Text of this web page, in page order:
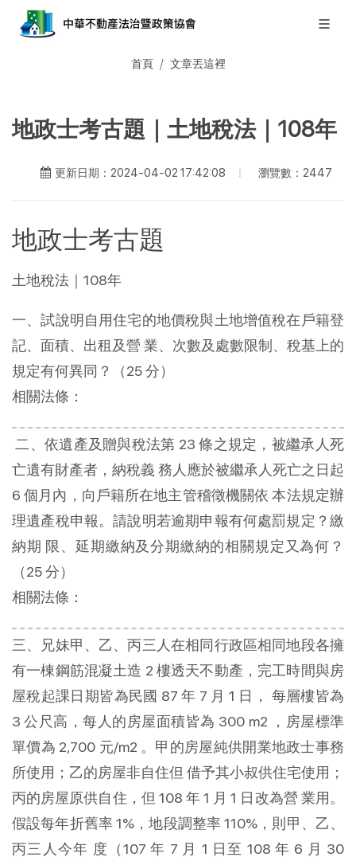
首頁 文章丟這裡
地政士考古題｜土地稅法｜108年
更新日期：2024-04-02 17:42:08 瀏覽數：2447
地政士考古題
土地稅法｜108年
一、試說明自用住宅的地價稅與土地增值稅在戶籍登
記、面積、出租及營 業、次數及處數限制、稅基上的
規定有何異同？（25 分）
相關法條：
二、依遺產及贈與稅法第 23 條之規定，被繼承人死
亡遺有財產者，納稅義 務人應於被繼承人死亡之日起
6 個月內，向戶籍所在地主管稽徵機關依 本法規定辦
理遺產稅申報。請說明若逾期申報有何處罰規定？繳
納期 限、延期繳納及分期繳納的相關規定又為何？
（25 分）
相關法條：
三、兄妹甲、乙、丙三人在相同行政區相同地段各擁
有一棟鋼筋混凝土造 2 樓透天不動產，完工時間與房
屋稅起課日期皆為民國 87 年 7 月 1 日， 每層樓皆為
3 公尺高，每人的房屋面積皆為 300 m2 ，房屋標準
單價為 2,700 元/m2 。甲的房屋純供開業地政士事務
所使用；乙的房屋非自住但 借予其小叔供住宅使用；
丙的房屋原供自住，但 108 年 1 月 1 日改為營 業用。
假設每年折舊率 1%，地段調整率 110%，則甲、乙、
丙三人今年 度（107 年 7 月 1 日至 108 年 6 月 30